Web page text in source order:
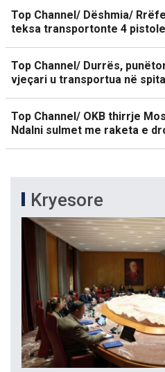
Top Channel/ Dëshmia/
teksa transportonte 4
Top Channel/ Durrës,
vjeçari u transportua në
Top Channel/ OKB thirrje
Ndalni sulmet me raketa e
Kryesore